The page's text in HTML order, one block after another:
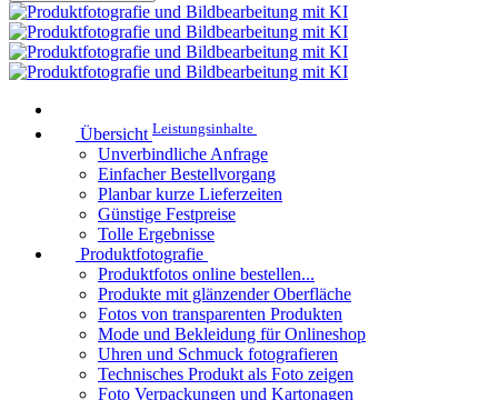
Übersicht Leistungsinhalte
Unverbindliche Anfrage
Einfacher Bestellvorgang
Planbar kurze Lieferzeiten
Günstige Festpreise
Tolle Ergebnisse
Produktfotografie
Produktfotos online bestellen...
Produkte mit glänzender Oberfläche
Fotos von transparenten Produkten
Mode und Bekleidung für Onlineshop
Uhren und Schmuck fotografieren
Technisches Produkt als Foto zeigen
Foto Verpackungen und Kartonagen